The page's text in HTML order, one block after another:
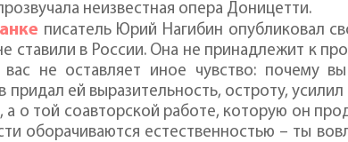
неизвестная опера Доницетти.
писатель Юрий Нагибин опубликовал
ставили в России. Она не принадлежит к
вас не оставляет иное чувство: почему
ей выразительность, остроту,
о той соавторской работе, которую он
оборачиваются естественностью – ты